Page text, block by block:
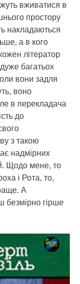
вживатися в
простору
накладаються
а в кого
літератор
багатьох
вони задля
воно
в перекладача
до
з такою
надмірних
Щодо мене, то
і Рота, то,
А
безмірно гірше